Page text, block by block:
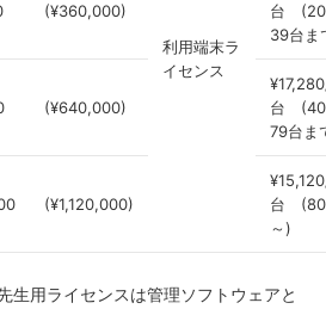
利用端末ラ
イセンス
(¥360,000)
台
39台ま
(¥640,000)
台
79台ま
(¥1,120,000)
台 (80
～)
生用ライセンスは管理ソフトウェアと